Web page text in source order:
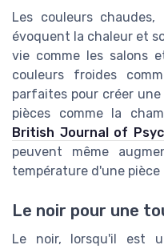
Les couleurs
évoquent la chaleur et
vie comme les salons
couleurs froides
parfaites pour créer
pièces comme la
British Journal of
peuvent même
température d'une pièce
Le noir pour une
Le noir, lorsqu'il est